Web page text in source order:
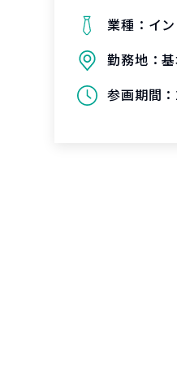
業種： イ
勤務地：
参画期間：